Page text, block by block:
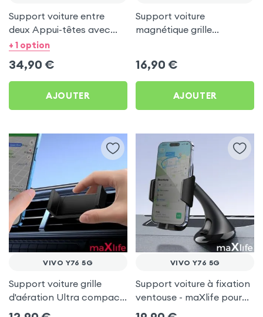
Support voiture entre
deux Appui-têtes avec
Tête rotative à 360° pour
+ 1 option
34,90 €
AJOUTER
Support voiture
magnétique grille
16,90 €
AJOUTER
VIVO Y76 5G
Support voiture grille
d'aération Ultra compact
pour Vivo Y76 5G
VIVO Y76 5G
Support voiture à fixation
ventouse - maXlife pour
Vivo Y76 5G